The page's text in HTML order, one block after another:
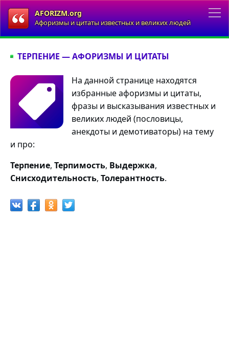
AFORIZM.org
Афоризмы и цитаты известных и великих людей
ТЕРПЕНИЕ — АФОРИЗМЫ И ЦИТАТЫ
На данной странице находятся
избранные афоризмы и цитаты,
фразы и высказывания известных и
великих людей (пословицы,
анекдоты и демотиваторы) на тему
и про:
Терпение, Терпимость, Выдержка,
Снисходительность, Толерантность.